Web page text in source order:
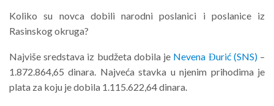
Koliko su novca dobili narodni poslanici i poslanice iz
Rasinskog okruga?
Najviše sredstava iz budžeta dobila je Nevena Đurić (SNS)–
1.872.864,65 dinara. Najveća stavka u njenim prihodima je
plata za koju je dobila 1.115.622,64 dinara.